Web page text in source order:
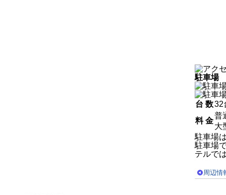
駐車場
台 数32
料 金
普
大
駐車場
駐車場
テルで
周辺情